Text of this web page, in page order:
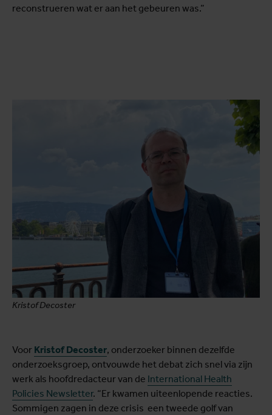
reconstrueren wat er aan het gebeuren was.”
Kristof Decoster
Voor Kristof Decoster, onderzoeker binnen dezelfde
onderzoeksgroep, ontvouwde het debat zich snel via zijn
werk als hoofdredacteur van de International Health
Policies Newsletter. “Er kwamen uiteenlopende reacties.
Sommigen zagen in deze crisis een tweede golf van